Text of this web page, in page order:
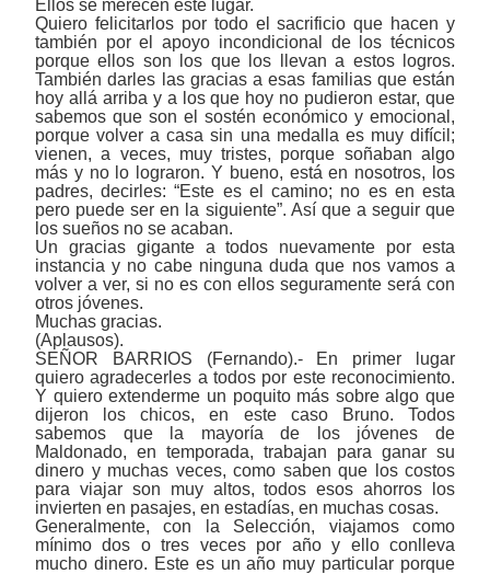
Ellos se merecen este lugar.
Quiero felicitarlos por todo el sacrificio que hacen y
también por el apoyo incondicional de los técnicos
porque ellos son los que los llevan a estos logros.
También darles las gracias a esas familias que están
hoy allá arriba y a los que hoy no pudieron estar, que
sabemos que son el sostén económico y emocional,
porque volver a casa sin una medalla es muy difícil;
vienen, a veces, muy tristes, porque soñaban algo
más y no lo lograron. Y bueno, está en nosotros, los
padres, decirles: “Este es el camino; no es en esta
pero puede ser en la siguiente”. Así que a seguir que
los sueños no se acaban.
Un gracias gigante a todos nuevamente por esta
instancia y no cabe ninguna duda que nos vamos a
volver a ver, si no es con ellos seguramente será con
otros jóvenes.
Muchas gracias.
(Aplausos).
SEÑOR BARRIOS (Fernando).- En primer lugar
quiero agradecerles a todos por este reconocimiento.
Y quiero extenderme un poquito más sobre algo que
dijeron los chicos, en este caso Bruno. Todos
sabemos que la mayoría de los jóvenes de
Maldonado, en temporada, trabajan para ganar su
dinero y muchas veces, como saben que los costos
para viajar son muy altos, todos esos ahorros los
invierten en pasajes, en estadías, en muchas cosas.
Generalmente, con la Selección, viajamos como
mínimo dos o tres veces por año y ello conlleva
mucho dinero. Este es un año muy particular porque